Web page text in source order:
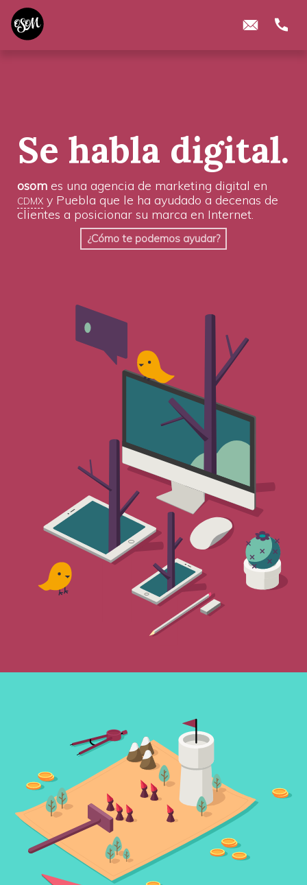
Se habla digital.
osom es una agencia de marketing digital en
cdmx y Puebla que le ha ayudado a decenas de
clientes a posicionar su marca en Internet.
¿Cómo te podemos ayudar?